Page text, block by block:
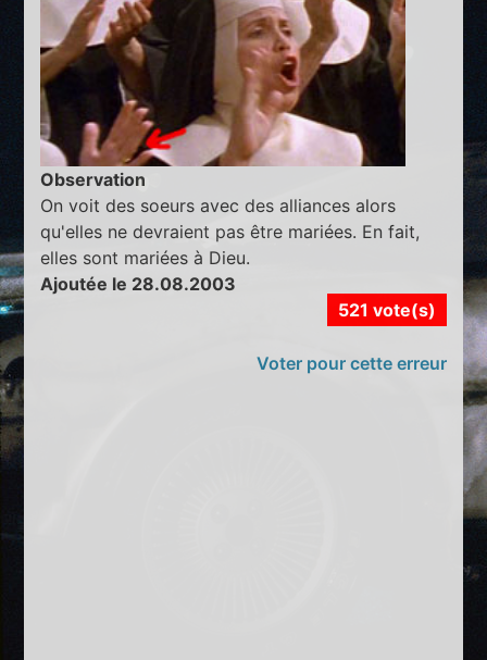
Observation
On voit des soeurs avec des alliances alors
qu'elles ne devraient pas être mariées. En fait,
elles sont mariées à Dieu.
Ajoutée le 28.08.2003
521 vote(s)
Voter pour cette erreur